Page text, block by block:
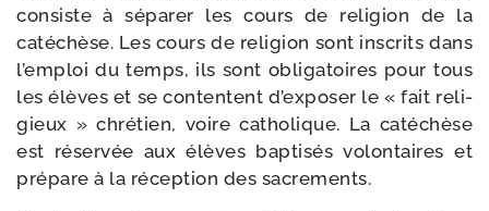
consiste à sépa­rer les cours de reli­gion de la
caté­chèse. Les cours de reli­gion sont ins­crits dans
l’emploi du temps, ils sont obli­ga­toires pour tous
les élèves et se contentent d’ex­po­ser le « fait reli­
gieux » chré­tien, voire catho­lique. La caté­chèse
est réser­vée aux élèves bap­ti­sés volon­taires et
pré­pare à la récep­tion des sacrements.